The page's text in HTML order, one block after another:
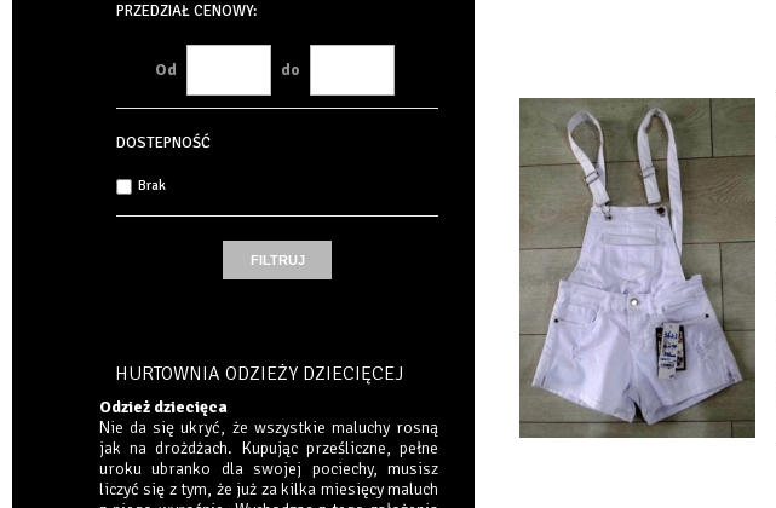
PRZEDZIAŁ CENOWY:
Od do
DOSTEPNOŚĆ
Brak
HURTOWNIA ODZIEŻY DZIECIĘCEJ
Odzież dziecięca
Nie da się ukryć, że wszystkie maluchy rosną
jak na drożdżach. Kupując prześliczne, pełne
uroku ubranko dla swojej pociechy, musisz
liczyć się z tym, że już za kilka miesięcy maluch